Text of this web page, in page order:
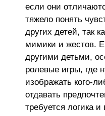
если они
тяжело понять
других детей, так
мимики и жестов.
другими детьми,
ролевые игры, где
изображать кого-
отдавать
требуется логика